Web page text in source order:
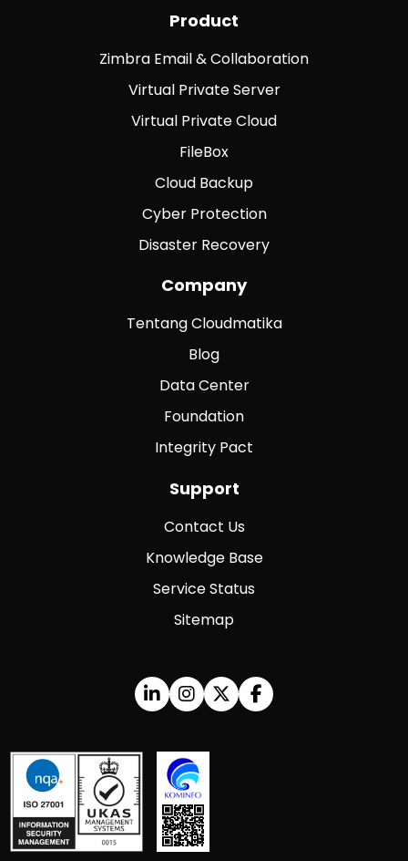
Product
Zimbra Email & Collaboration
Virtual Private Server
Virtual Private Cloud
FileBox
Cloud Backup
Cyber Protection
Disaster Recovery
Company
Tentang Cloudmatika
Blog
Data Center
Foundation
Integrity Pact
Support
Contact Us
Knowledge Base
Service Status
Sitemap